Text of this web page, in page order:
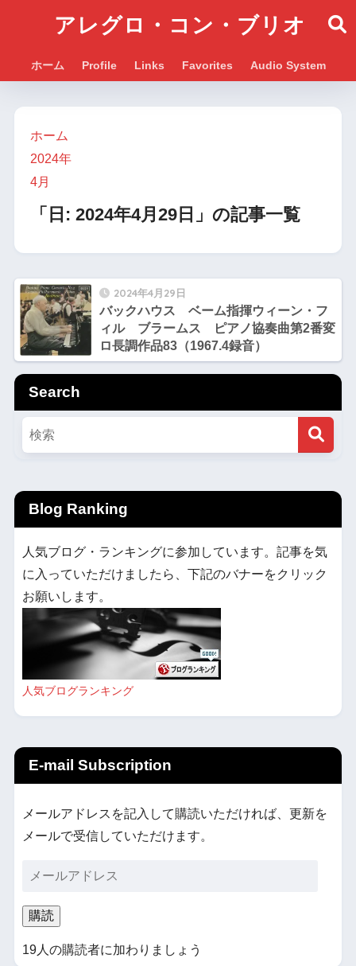
アレグロ・コン・ブリオ
ホーム Profile Links Favorites Audio System
ホーム
2024年
4月
「日: 2024年4月29日 」の記事一覧
2024年4月29日
バックハウス ベーム指揮ウィーン・フ
ィル ブラームス ピアノ協奏曲第2番変
ロ長調作品83（1967.4録音）
Search
Blog Ranking
人気ブログ・ランキングに参加しています。記事を気
に入っていただけましたら、下記のバナーをクリック
お願いします。
人気ブログランキング
E-mail Subscription
メールアドレスを記入して購読いただければ、更新を
メールで受信していただけます。
購読
19人の購読者に加わりましょう